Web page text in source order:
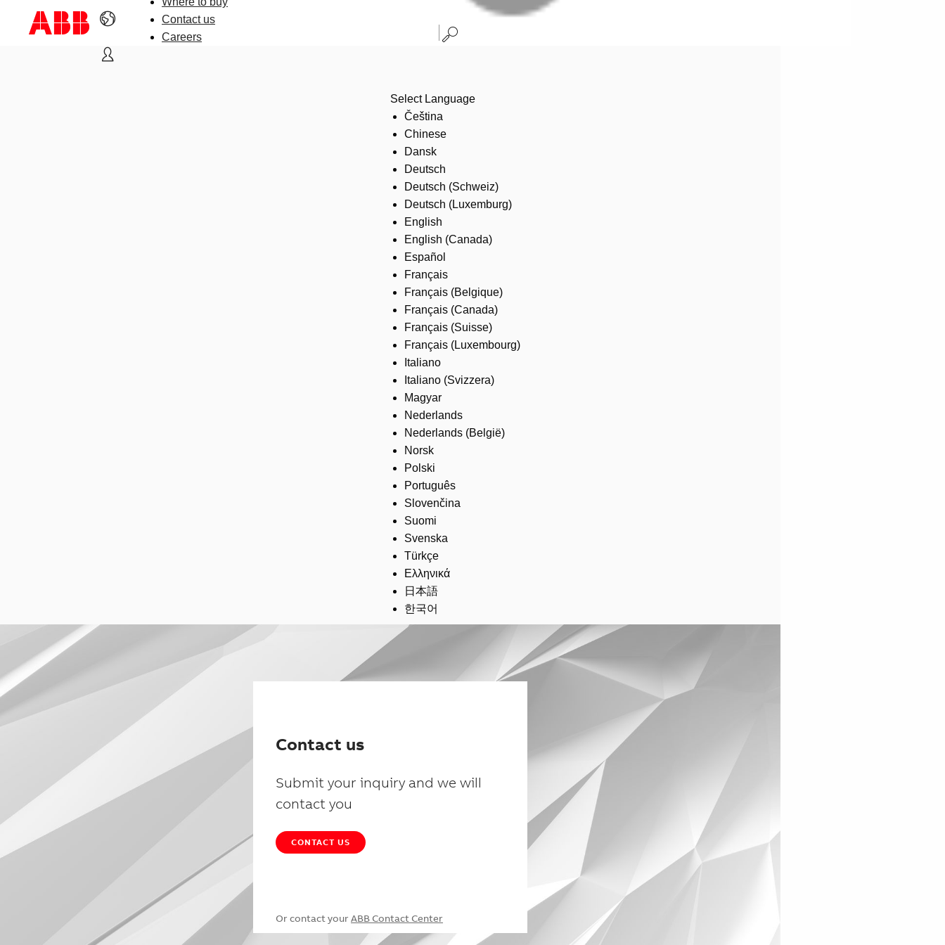
Contact us
Careers
Select Language
Čeština
Chinese
Dansk
Deutsch
Deutsch (Schweiz)
Deutsch (Luxemburg)
English
English (Canada)
Español
Français
Français (Belgique)
Français (Canada)
Français (Suisse)
Français (Luxembourg)
Italiano
Italiano (Svizzera)
Magyar
Nederlands
Nederlands (België)
Norsk
Polski
Português
Slovenčina
Suomi
Svenska
Türkçe
Ελληνικά
日本語
한국어
Contact us
Submit your inquiry and we will
contact you
CONTACT US
Or contact your ABB Contact Center